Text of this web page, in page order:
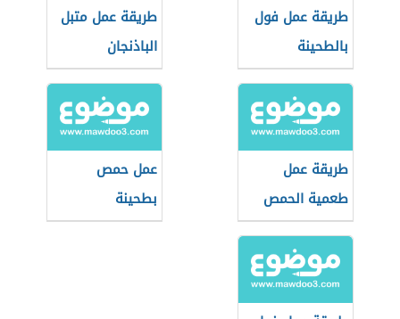
طريقة عمل فول
بالطحينة
طريقة عمل متبل
الباذنجان
طريقة عمل
طعمية الحمص
عمل حمص
بطحينة